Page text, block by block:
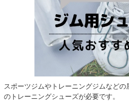
スポーツジムやトレーニングジムなどの
のトレーニングシューズが必要です。